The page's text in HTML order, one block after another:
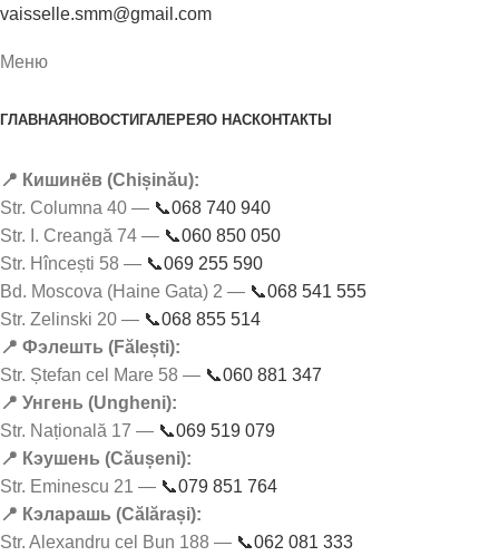
vaisselle.smm@gmail.com
Меню
ГЛАВНАЯ НОВОСТИ ГАЛЕРЕЯО НАСКОНТАКТЫ
📍 Кишинёв (Chișinău):
Str. Columna 40 — 📞068 740 940
Str. I. Creangă 74 — 📞060 850 050
Str. Hîncești 58 — 📞069 255 590
Bd. Moscova (Haine Gata) 2 — 📞068 541 555
Str. Zelinski 20 — 📞068 855 514
📍 Фэлешть (Fălești):
Str. Ștefan cel Mare 58 — 📞060 881 347
📍 Унгень (Ungheni):
Str. Națională 17 — 📞069 519 079
📍 Кэушень (Căușeni):
Str. Eminescu 21 — 📞079 851 764
📍 Кэларашь (Călărași):
Str. Alexandru cel Bun 188 — 📞062 081 333